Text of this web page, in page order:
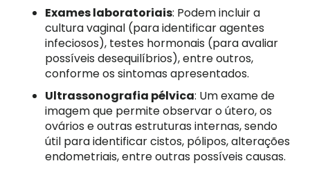
Exames laboratoriais: Podem incluir a
cultura vaginal (para identificar agentes
infeciosos), testes hormonais (para avaliar
possíveis desequilíbrios), entre outros,
conforme os sintomas apresentados.
Ultrassonografia pélvica: Um exame de
imagem que permite observar o útero, os
ovários e outras estruturas internas, sendo
útil para identificar cistos, pólipos, alterações
endometriais, entre outras possíveis causas.